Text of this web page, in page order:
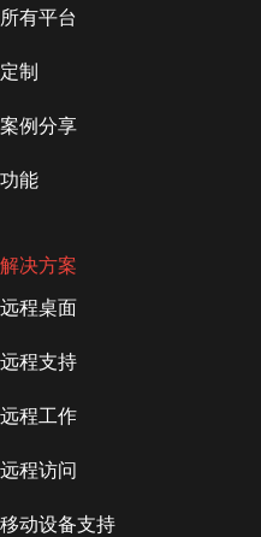
所有平台
定制
案例分享
功能
解决方案
远程桌面
远程支持
远程工作
远程访问
移动设备支持